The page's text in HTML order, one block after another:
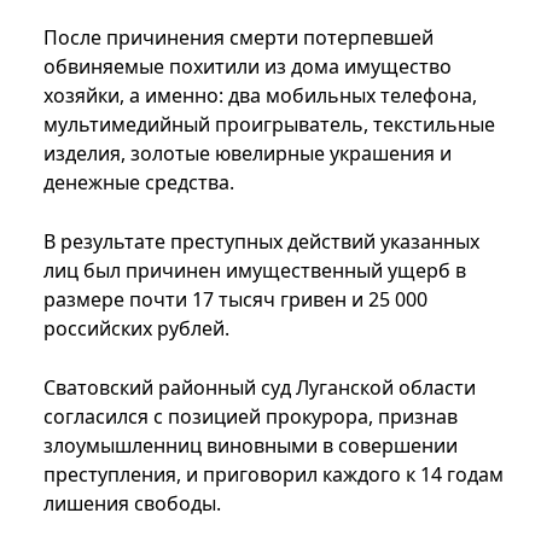
После причинения смерти потерпевшей
обвиняемые похитили из дома имущество
хозяйки, а именно: два мобильных телефона,
мультимедийный проигрыватель, текстильные
изделия, золотые ювелирные украшения и
денежные средства.
В результате преступных действий указанных
лиц был причинен имущественный ущерб в
размере почти 17 тысяч гривен и 25 000
российских рублей.
Сватовский районный суд Луганской области
согласился с позицией прокурора, признав
злоумышленниц виновными в совершении
преступления, и приговорил каждого к 14 годам
лишения свободы.